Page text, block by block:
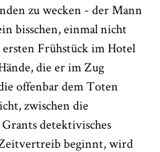
zu wecken - der Mann
bisschen, einmal nicht
Frühstück im Hotel
die er im Zug
offenbar dem Toten
zwischen die
detektivisches
beginnt, wird